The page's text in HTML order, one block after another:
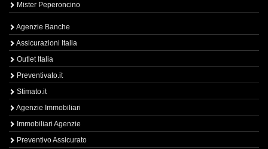
Mister Peperoncino
Agenzie Banche
Assicurazioni Italia
Outlet Italia
Preventivato.it
Stimato.it
Agenzie Immobiliari
Immobiliari Agenzie
Preventivo Assicurato